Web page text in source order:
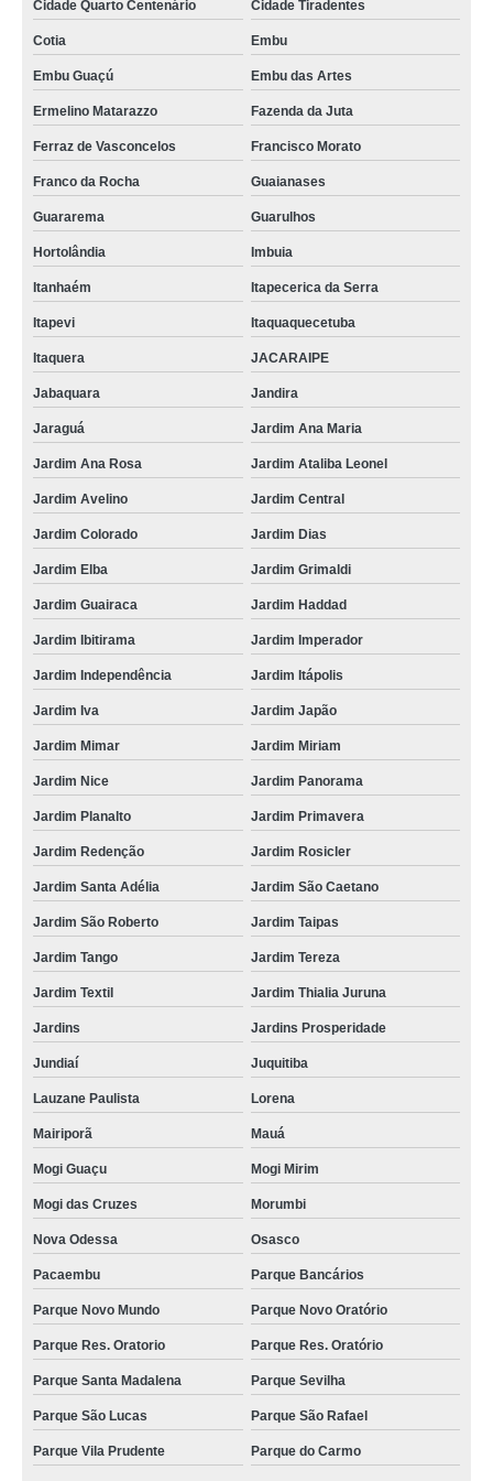
pasteurizador para suco de laranja cotar Francisco Morato
distribuidor de pasteurizador de sucos Santa Rita do Sapucaí
distribuidor de máquina de pasteurização de sucos Sarandi
pasteurizador suco orçamento VL MATIAS
pasteurizador suco cotar Balneário Camboriú
pasteurizador de sucos cotar Mogi Mirim
distribuidor de pasteurizador para suco de laranja Carandai
máquina pasteurizador de sucos cotar São José
máquina de pasteurizar suco cotar Itabaiana
pasteurizador para suco de laranja orçamento Tremembé
orçamento de pasteurizador para suco de laranja Arujá
máquina pasteurizador de sucos Piraquara
máquina de pasteurizar suco Florianópolis
pasteurizador de suco de laranja cotar São Mateus
máquina de pasteurizar suco São Nicolau
distribuidor de máquina pasteurizador de sucos Itapecerica da Serra
orçamento de pasteurizador de sucos VL ELZA
orçamento de máquina de pasteurização de sucos Jacarepaguá
pasteurizador para suco de laranja cotar Vila Califórnia
distribuidor de pasteurizador de suco tubular Sobral
máquina pasteurizador de sucos cotar Pirassununga
orçamento de pasteurizador de suco de laranja Cidade Tiradentes
máquina de pasteurização de sucos cotar Vila Califórnia
orçamento de máquina de pasteurizar suco VL MATILDE
orçamento de pasteurizador de suco tubular Cambé
distribuidor de pasteurizador de suco tubular Esperança
máquina pasteurizador de sucos orçamento Vila Esperança
mini pasteurizador de suco orçamento Jardim Elba
orçamento de pasteurizador de sucos São Lucas
distribuidor de mini pasteurizador de suco Parque Novo Oratório
pasteurizador tubular para sucos orçamento Conselheiro Lafaiete
máquina de pasteurizar suco orçamento Pinhais
Cidade Quarto Centenário Cidade Tiradentes
Cotia Embu
Embu Guaçú Embu das Artes
Ermelino Matarazzo Fazenda da Juta
Ferraz de Vasconcelos Francisco Morato
Franco da Rocha Guaianases
Guararema Guarulhos
Hortolândia Imbuia
Itanhaém Itapecerica da Serra
Itapevi Itaquaquecetuba
Itaquera JACARAIPE
Jabaquara Jandira
Jaraguá Jardim Ana Maria
Jardim Ana Rosa Jardim Ataliba Leonel
Jardim Avelino Jardim Central
Jardim Colorado Jardim Dias
Jardim Elba Jardim Grimaldi
Jardim Guairaca Jardim Haddad
Jardim Ibitirama Jardim Imperador
Jardim Independência Jardim Itápolis
Jardim Iva Jardim Japão
Jardim Mimar Jardim Miriam
Jardim Nice Jardim Panorama
Jardim Planalto Jardim Primavera
Jardim Redenção Jardim Rosicler
Jardim Santa Adélia Jardim São Caetano
Jardim São Roberto Jardim Taipas
Jardim Tango Jardim Tereza
Jardim Textil Jardim Thialia Juruna
Jardins Jardins Prosperidade
Jundiaí Juquitiba
Lauzane Paulista Lorena
Mairiporã Mauá
Mogi Guaçu Mogi Mirim
Mogi das Cruzes Morumbi
Nova Odessa Osasco
Pacaembu Parque Bancários
Parque Novo Mundo Parque Novo Oratório
Parque Res. Oratorio Parque Res. Oratório
Parque Santa Madalena Parque Sevilha
Parque São Lucas Parque São Rafael
Parque Vila Prudente Parque do Carmo